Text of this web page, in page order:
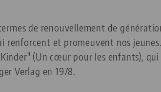
de renouvellement de
renforcent et promeuvent nos
(Un cœur pour les enfants),
Verlag en 1978.